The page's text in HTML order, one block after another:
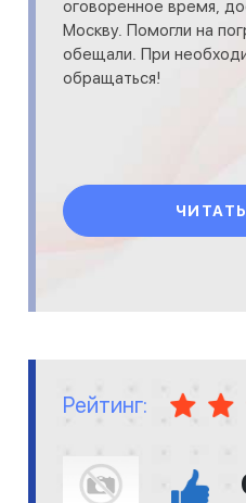
оговоренное время,
Москву. Помогли на
обещали. При
обращаться!
Рейтинг: